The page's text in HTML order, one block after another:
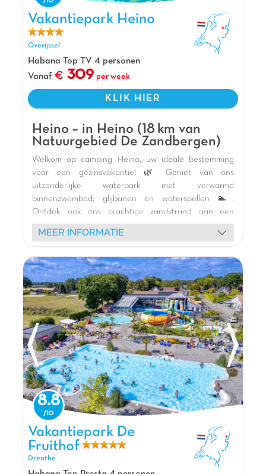
heel veel waterpret biedt. Het thema
strandvakantie zie je overal op het park
terugkomen. Bij het indoor strand Happy Fun
Beach vind je gezellige horeca,
beachvolleybalvelden, een luchtkussen en een
groot podium voor diverse animatie!
15 min van Ommen
Overdekt strand
Vakantiepark Heino, Vakantiepark Overijssel
Vakantiepark Heino
Overijssel
Habana Top TV 4 personen
Vanaf
309 per week
KLIK HIER
Heino – in Heino (18 km van
Natuurgebied De Zandbergen)
Welkom op camping Heino, uw ideale bestemming
voor een gezinsvakantie! 🌿 Geniet van ons
uitzonderlijke waterpark met verwarmd
binnenzwembad, glijbanen en waterspellen 🏊.
Ontdek ook ons prachtige zandstrand aan een
natuurlijke zwemvijver, perfect om af te koelen en
plezier te hebben 🏖️. Kinderen zullen dol zijn op onze
piratenschip, gigantische springkussens en
trampolines 🎢. Onze comfortabele stacaravans en
lodgetenten met terras wachten op u voor een
ontspannen nachtrust 🏡. Het animatieteam biedt
diverse activiteiten: mascotte shows, creatieve
workshops, color runs en schuimparty's 🥳. Huur een
fiets om de omgeving van Heino te verkennen 🚲 of
geniet van de jeu-de-boulesbaan en het volleybalveld.
Een onvergetelijke vakantie wacht op u in Heino!
De mening van Jasmijn
Bij Capfun Heino kun je je uren vermaken bij
de recreatieplas met zandstrand of op het
springkussen! Is het weer wat minder? Dan zijn
de overdekte speeltuin en het binnenzwembad
met peuterbad ideaal! In de omgeving vind je het
MEER INFORMATIE
Vakantiepark De Fruithof, Vakantiepark Drenthe
8.8
Vakantiepark De
Fruithof
Drenthe